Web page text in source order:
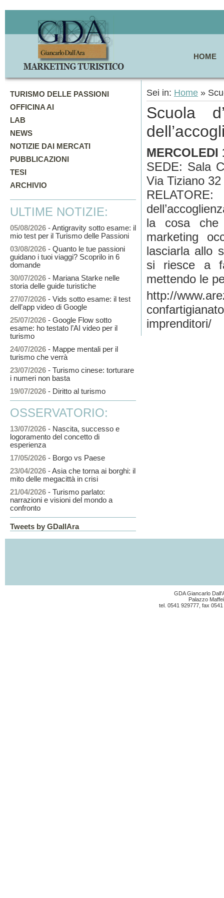
HOME
TURISMO DELLE PASSIONI
OFFICINA AI
LAB
NEWS
NOTIZIE DAI MERCATI
PUBBLICAZIONI
TESI
ARCHIVIO
ULTIME NOTIZIE:
05/08/2026 - Antigravity sotto esame: il
mio test per il Turismo delle Passioni
03/08/2026 - Quanto le tue passioni
guidano i tuoi viaggi? Scoprilo in 6
domande
30/07/2026 - Mariana Starke nelle
storia delle guide turistiche
27/07/2026 - Vids sotto esame: il test
dell’app video di Google
25/07/2026 - Google Flow sotto
esame: ho testato l’AI video per il
turismo
24/07/2026 - Mappe mentali per il
turismo che verrà
23/07/2026 - Turismo cinese: torturare
i numeri non basta
19/07/2026 - Diritto al turismo
OSSERVATORIO:
13/07/2026 - Nascita, successo e
logoramento del concetto di
esperienza
17/05/2026 - Borgo vs Paese
23/04/2026 - Asia che torna ai borghi: il
mito delle megacittà in crisi
21/04/2026 - Turismo parlato:
narrazioni e visioni del mondo a
confronto
Tweets by GDallAra
Sei in: Home »
Scuola
MERCOLEDI
SEDE: Sala
Via Tiziano 32
la cosa che
marketing
lasciarla allo
si riesce a
mettendo le
http://
imprenditori/
GDA Giancarlo
Palazzo
tel. 0541 929777, fax